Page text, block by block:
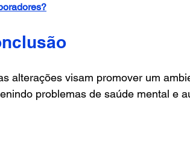
alterações visam promover um
problemas de saúde mental e